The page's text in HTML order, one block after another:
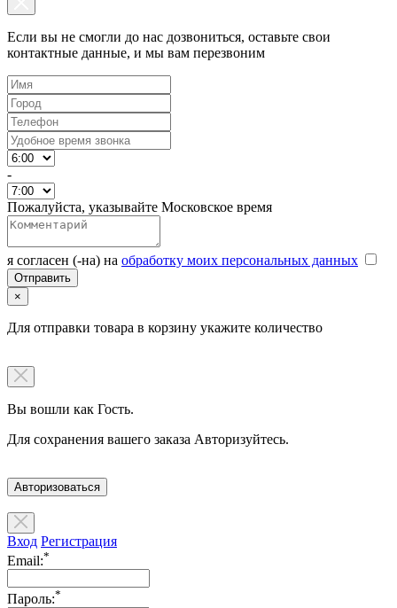
Если вы не смогли до нас дозвониться, оставьте свои
контактные данные, и мы вам перезвоним
-
Пожалуйста, указывайте Московское время
я согласен (-на) на обработку моих персональных данных
×
Для отправки товара в корзину укажите количество
Вы вошли как Гость.
Для сохранения вашего заказа Авторизуйтесь.
Авторизоваться
Вход Регистрация
Email:*
Пароль:*